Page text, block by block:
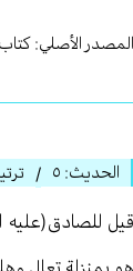
المصدر الأصلي:
الحديث: ٥ /
قیل للصادق(عليه